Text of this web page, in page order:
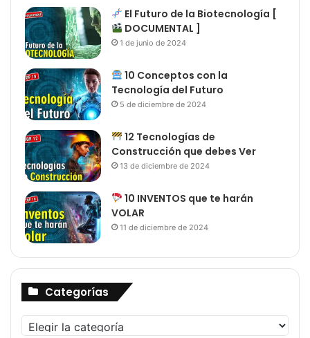
El Futuro de la Biotecnología [
DOCUMENTAL ]
1 de junio de 2024
10 Conceptos con la
Tecnología del Futuro
5 de diciembre de 2024
12 Tecnologías de
Construcción que debes Ver
13 de diciembre de 2024
10 INVENTOS que te harán
VOLAR
11 de diciembre de 2024
Categorías
Categorías